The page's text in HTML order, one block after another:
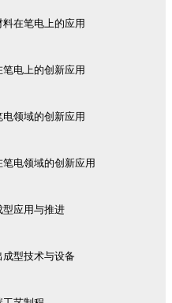
在笔电上的应用
电上的创新应用
领域的创新应用
电领域的创新应用
型应用与推进
型技术与设备